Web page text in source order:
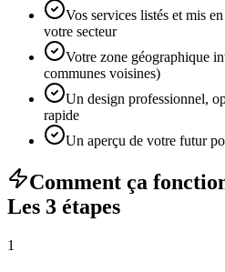
Vos services listés et mis
votre secteur
Votre zone géographique
communes voisines)
Un design professionnel,
rapide
Un aperçu de votre futur
Comment ça
Les 3 étapes
1